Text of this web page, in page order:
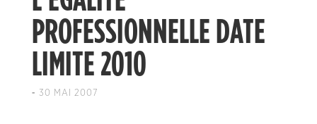
PROFESSIONNELLE DATE
LIMITE 2010
- 30 MAI 2007